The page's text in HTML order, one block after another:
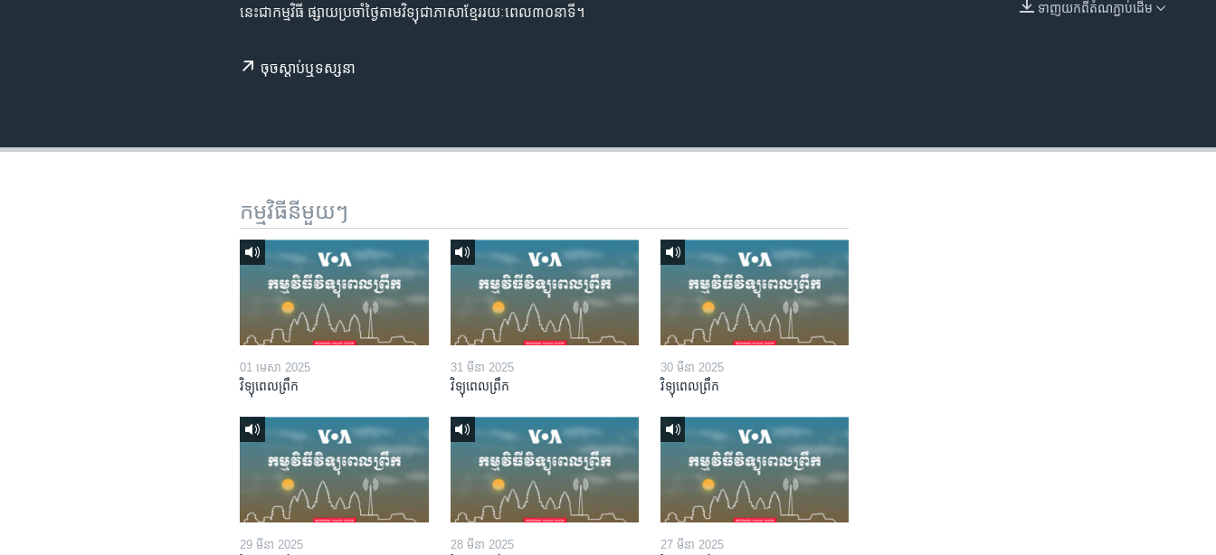
កាន់​
EMBED
ទាញ​យក​ពី​តំណភ្ជាប់​ដើម
នេះជាកម្មវិធី ផ្សាយប្រចាំថ្ងៃតាមវិទ្យុជាភាសាខ្មែររយៈពេល៣០នាទី។
ចុច​​ស្តាប់​ឬ​ទស្សនា
កម្មវិធី​នីមួយៗ
01 មេសា 2025
វិទ្យុពេលព្រឹក
31 មីនា 2025
វិទ្យុពេលព្រឹក
30 មីនា 2025
វិទ្យុពេលព្រឹក
29 មីនា 2025 28 មីនា 2025 27 មីនា 2025